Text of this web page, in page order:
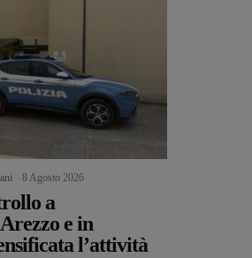
8 Agosto 2026
a
e in
l’attività